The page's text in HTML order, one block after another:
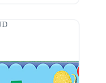
kr..
kr..